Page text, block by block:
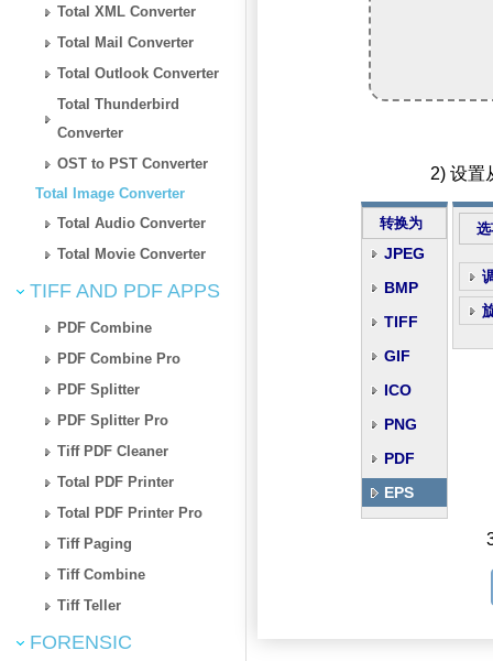
Total XML Converter
Total Mail Converter
Total Outlook Converter
Total Thunderbird
Converter
OST to PST Converter
Total Image Converter
Total Audio Converter
Total Movie Converter
TIFF AND PDF APPS
PDF Combine
PDF Combine Pro
PDF Splitter
PDF Splitter Pro
Tiff PDF Cleaner
Total PDF Printer
Total PDF Printer Pro
Tiff Paging
Tiff Combine
Tiff Teller
FORENSIC
2) 设置
转换为
JPEG
BMP
TIFF
GIF
ICO
PNG
PDF
EPS